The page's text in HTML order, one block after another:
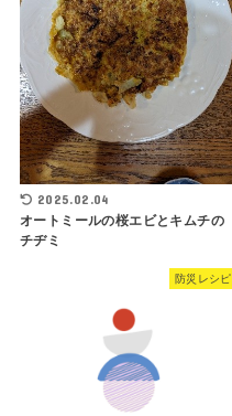
2025.02.04
オートミールの桜エビとキムチの
チヂミ
防災レシピ